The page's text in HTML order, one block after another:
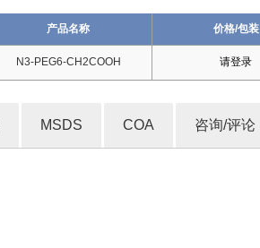
产品名称 价格/包装
N3-PEG6-CH2COOH 请登录
MSDS COA 咨询/评论